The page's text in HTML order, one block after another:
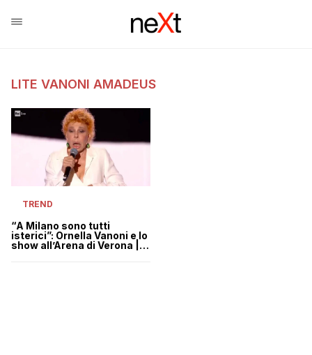
LITE VANONI AMADEUS
TREND
“A Milano sono tutti
isterici”: Ornella Vanoni e lo
show all’Arena di Verona |